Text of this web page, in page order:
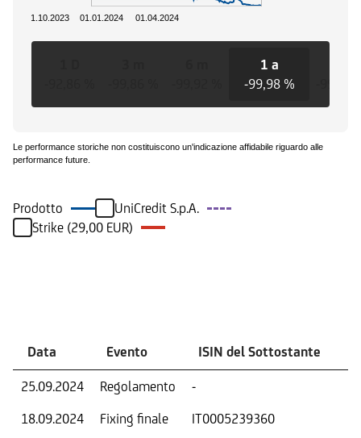
01.01.2024 01.04.2024
01.10.2023
1 a
-99,98 %
Le performance storiche non costituiscono un'indicazione affidabile riguardo alle
performance future.
Prodotto
UniCredit S.p.A.
Strike (29,00 EUR)
Data Evento ISIN del Sottostante
25.09.2024 Regolamento -
18.09.2024
Fixing finale IT0005239360